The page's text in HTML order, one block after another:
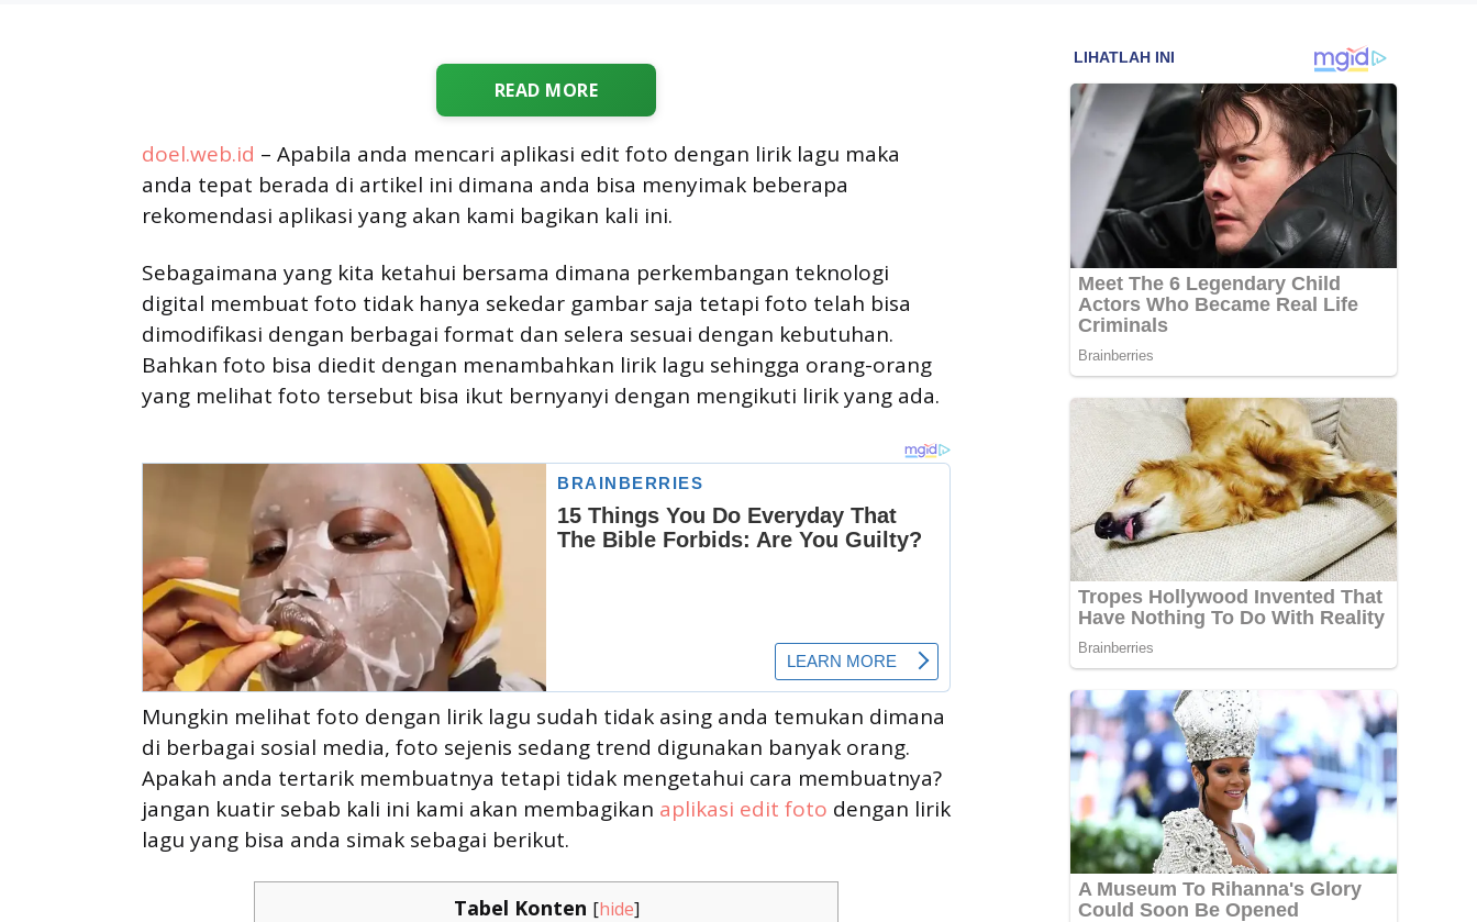
READ MORE
doel.web.id – Apabila anda mencari aplikasi edit foto dengan lirik lagu maka
anda tepat berada di artikel ini dimana anda bisa menyimak beberapa
rekomendasi aplikasi yang akan kami bagikan kali ini.
Sebagaimana yang kita ketahui bersama dimana perkembangan teknologi
digital membuat foto tidak hanya sekedar gambar saja tetapi foto telah bisa
dimodifikasi dengan berbagai format dan selera sesuai dengan kebutuhan.
Bahkan foto bisa diedit dengan menambahkan lirik lagu sehingga orang-orang
yang melihat foto tersebut bisa ikut bernyanyi dengan mengikuti lirik yang ada.
Mungkin melihat foto dengan lirik lagu sudah tidak asing anda temukan dimana
di berbagai sosial media, foto sejenis sedang trend digunakan banyak orang.
Apakah anda tertarik membuatnya tetapi tidak mengetahui cara membuatnya?
jangan kuatir sebab kali ini kami akan membagikan aplikasi edit foto dengan lirik
lagu yang bisa anda simak sebagai berikut.
Tabel Konten [hide]